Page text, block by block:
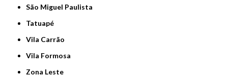
São Miguel Paulista
Tatuapé
Vila Carrão
Vila Formosa
Zona Leste